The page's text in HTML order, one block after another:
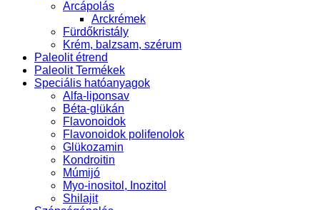
Arcápolás
Arckrémek
Fürdőkristály
Krém, balzsam, szérum
Paleolit étrend
Paleolit Termékek
Speciális hatóanyagok
Alfa-liponsav
Béta-glükán
Flavonoidok
Flavonoidok polifenolok
Glükozamin
Kondroitin
Múmijó
Myo-inositol, Inozitol
Shilajit